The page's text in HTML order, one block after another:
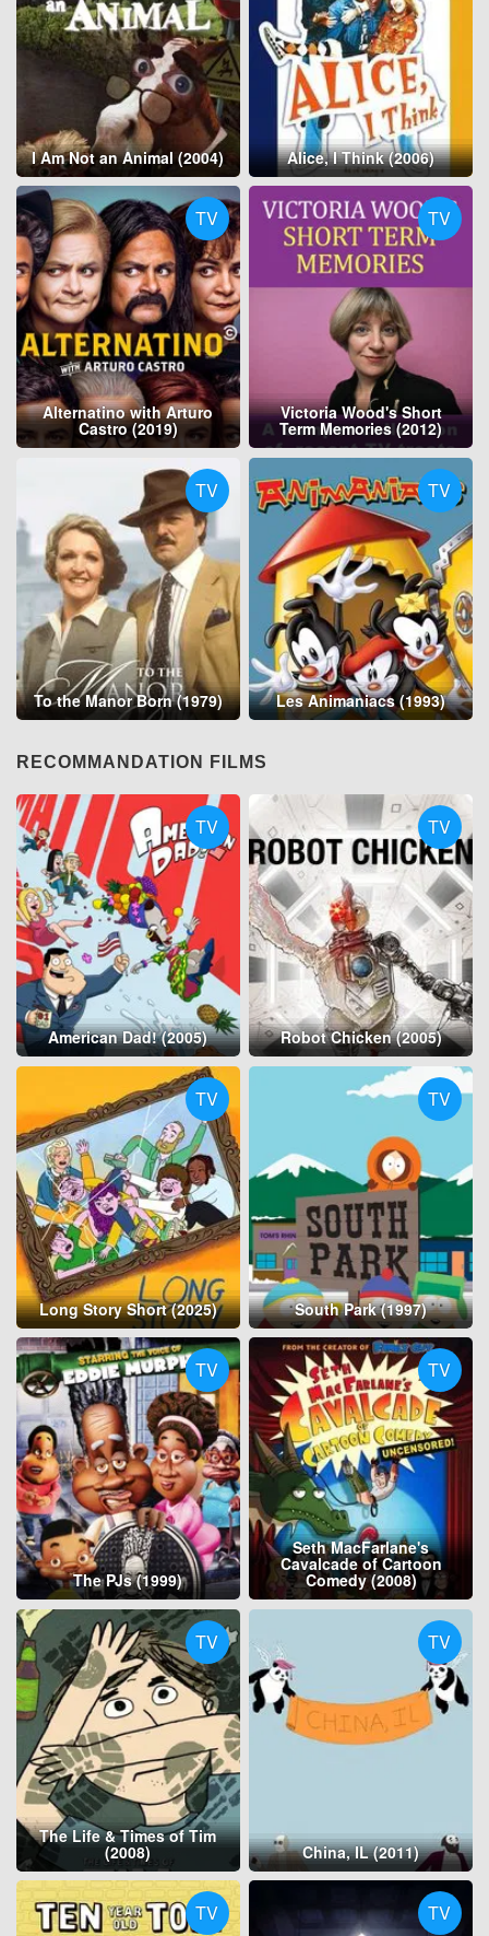
I Am Not an Animal (2004) Alice, I Think (2006)
TV
Alternatino with Arturo
Castro (2019)
TV
Victoria Wood's Short
Term Memories (2012)
TV
To the Manor Born (1979)
TV
Les Animaniacs (1993)
RECOMMANDATION FILMS
TV
American Dad! (2005)
TV
Robot Chicken (2005)
TV
Long Story Short (2025)
TV
South Park (1997)
TV
The PJs (1999)
TV
Seth MacFarlane's
Cavalcade of Cartoon
Comedy (2008)
TV
The Life & Times of Tim
(2008)
TV
China, IL (2011)
TV TV